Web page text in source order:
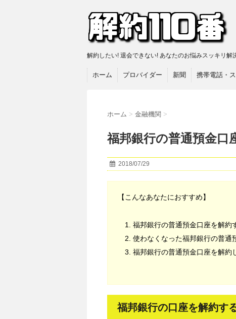
解約したい! 退会できない! あなたのお悩みスッキリ解
ホーム プロバイダー 新聞 携帯電話・
ホーム > 金融機関 >
福邦銀行の普通預金口
2018/07/29
【こんなあなたにおすすめ】
福邦銀行の普通預金口座を解約
使わなくなった福邦銀行の普通
福邦銀行の普通預金口座を解約
福邦銀行の口座を解約す